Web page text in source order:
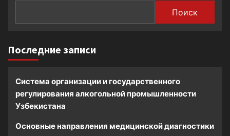
Поиск
Последние записи
Система организации и государственного
регулирования алкогольной промышленности
Узбекистана
Основные направления медицинской диагностики